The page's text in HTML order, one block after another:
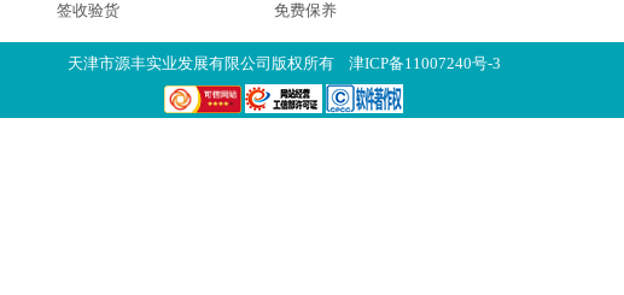
签收验货
免费保养
天津市源丰实业发展有限公司版权所有 津ICP备11007240号-3